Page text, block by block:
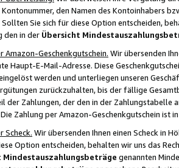
den Namen des Kontoinhabers
Sie sich für diese Option entscheiden,
den in der Übersicht
Amazon-Geschenkgutschein. Wir übersenden
Haupt-E-Mail-Adresse. Diese
werden und unterliegen unseren
zurückzuhalten, bis der fällige
der Zahlungen, der den in der
Zahlung per Amazon-Geschenkgutschein ist
Scheck. Wir übersenden Ihnen einen Scheck in
Option entscheiden, behalten wir uns das
Mindestauszahlungsbeträge genannten